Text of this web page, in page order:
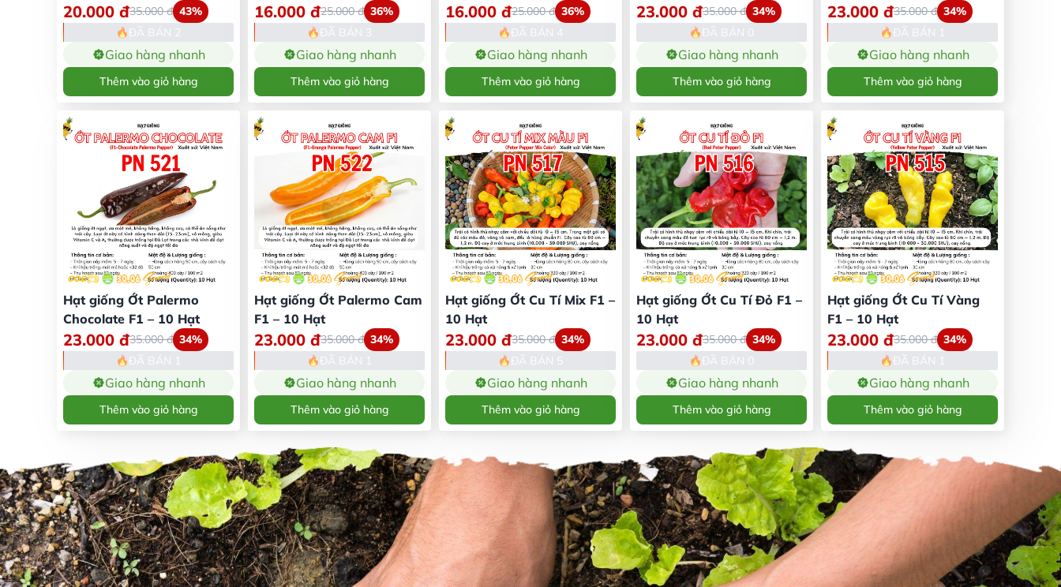
20.000 đ35.000đ 43%
ĐÃ BÁN 2
Giao hàng nhanh
Thêm vào giỏ hàng
16.000 đ25.000đ 36%
ĐÃ BÁN 3
Giao hàng nhanh
Thêm vào giỏ hàng
16.000 đ25.000đ 36%
ĐÃ BÁN 4
Giao hàng nhanh
Thêm vào giỏ hàng
23.000 đ35.000đ 34%
ĐÃ BÁN 0
Giao hàng nhanh
Thêm vào giỏ hàng
23.000 đ35.000đ 34%
ĐÃ BÁN 1
Giao hàng nhanh
Thêm vào giỏ hàng
Hạt giống Ớt Palermo
Chocolate F1 – 10 Hạt
23.000 đ35.000đ 34%
ĐÃ BÁN 1
Giao hàng nhanh
Thêm vào giỏ hàng
Hạt giống Ớt Palermo Cam
F1 – 10 Hạt
23.000 đ35.000đ 34%
ĐÃ BÁN 1
Giao hàng nhanh
Thêm vào giỏ hàng
Hạt giống Ớt Cu Tí Mix F1 –
10 Hạt
23.000 đ35.000đ 34%
ĐÃ BÁN 5
Giao hàng nhanh
Thêm vào giỏ hàng
Hạt giống Ớt Cu Tí Đỏ F1 –
10 Hạt
23.000 đ35.000đ 34%
ĐÃ BÁN 0
Giao hàng nhanh
Thêm vào giỏ hàng
Hạt giống Ớt Cu Tí Vàng
F1 – 10 Hạt
23.000 đ35.000đ 34%
ĐÃ BÁN 1
Giao hàng nhanh
Thêm vào giỏ hàng